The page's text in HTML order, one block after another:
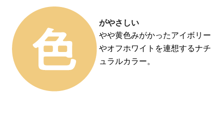
がやさしい
やや黄色みがかったアイボリー
やオフホワイトを連想するナチ
ュラルカラー。